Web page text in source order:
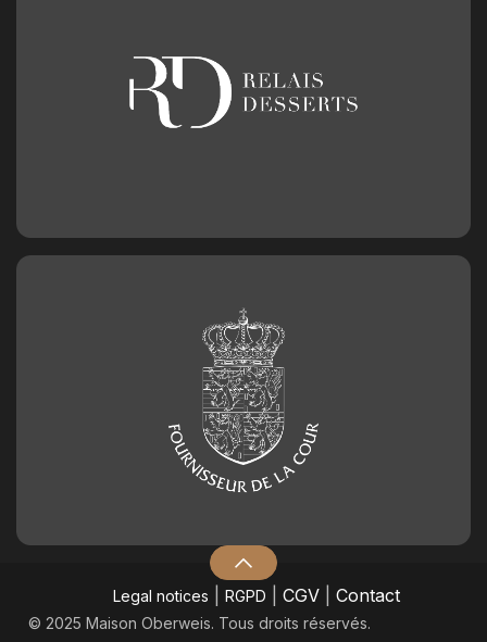
Legal notices RGPD CGV| Contact
© 2025 Maison Oberweis. Tous droits réservés.